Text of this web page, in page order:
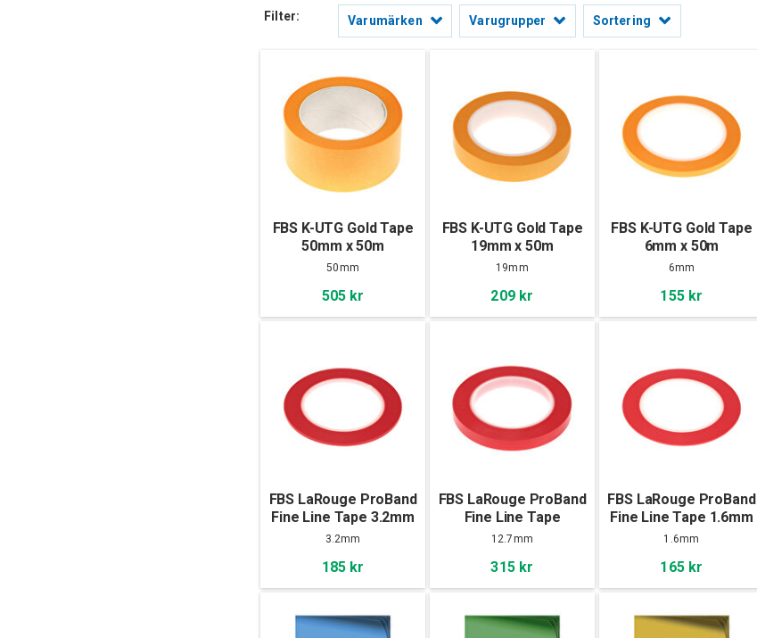
Filter: Varumärken Varugrupper Sortering
FBS K-UTG Gold Tape
50mm x 50m
50mm
505 kr
FBS K-UTG Gold Tape
19mm x 50m
19mm
209 kr
FBS K-UTG Gold Tape
6mm x 50m
6mm
155 kr
FBS LaRouge ProBand
Fine Line Tape 3.2mm
x 55m
3.2mm
185 kr
FBS LaRouge ProBand
Fine Line Tape
12.7mm x 55m
12.7mm
315 kr
FBS LaRouge ProBand
Fine Line Tape 1.6mm
x 55m
1.6mm
165 kr